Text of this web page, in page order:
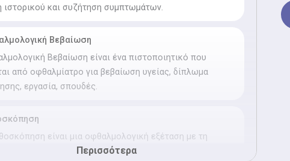
ιστορικού και συζήτηση συμπτωμάτων.
Βεβαίωση
Βεβαίωση είναι ένα πιστοποιητικό που
από οφθαλμίατρο για βεβαίωση υγείας, δίπλωμα
εργασία, σπουδές.
είναι μια οφθαλμολογική εξέταση με τη
ειδικών σταγόνων και ειδικούς φακούς.
Περισσότερα